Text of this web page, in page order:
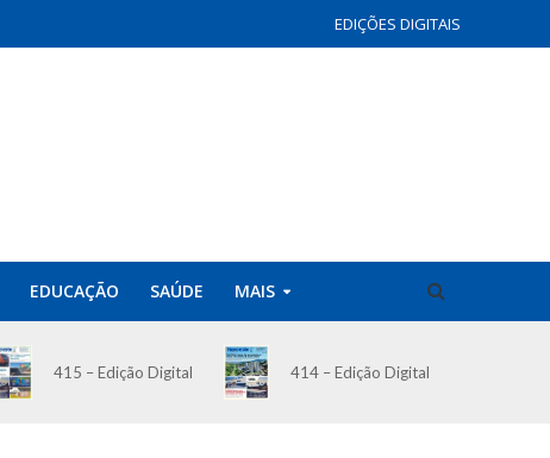
EDIÇÕES DIGITAIS
EDUCAÇÃO SAÚDE MAIS
415 – Edição Digital 414 – Edição Digital